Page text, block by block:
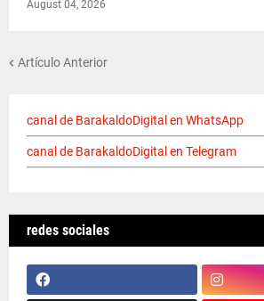
August 04, 2026
Artículo Anterior
canal de BarakaldoDigital en WhatsApp
canal de BarakaldoDigital en Telegram
redes sociales